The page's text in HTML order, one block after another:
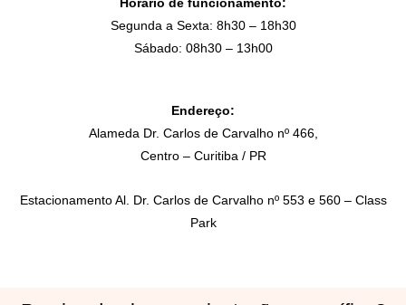
Horário de funcionamento:
Segunda a Sexta: 8h30 – 18h30
Sábado: 08h30 – 13h00
Endereço:
Alameda Dr. Carlos de Carvalho nº 466,
Centro – Curitiba / PR
Estacionamento Al. Dr. Carlos de Carvalho nº 553 e 560 – Class
Park